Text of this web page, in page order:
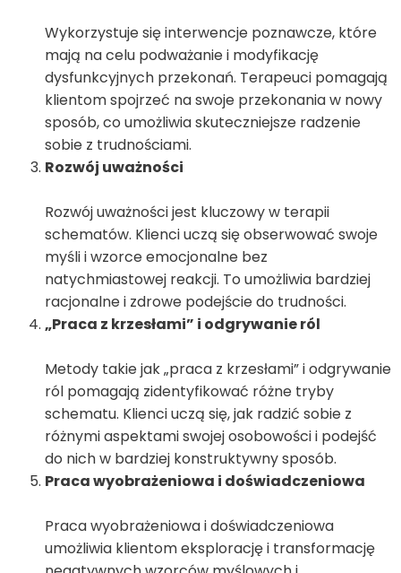
Wykorzystuje się interwencje poznawcze, które
mają na celu podważanie i modyfikację
dysfunkcyjnych przekonań. Terapeuci pomagają
klientom spojrzeć na swoje przekonania w nowy
sposób, co umożliwia skuteczniejsze radzenie
sobie z trudnościami.
Rozwój uważności
Rozwój uważności jest kluczowy w terapii
schematów. Klienci uczą się obserwować swoje
myśli i wzorce emocjonalne bez
natychmiastowej reakcji. To umożliwia bardziej
racjonalne i zdrowe podejście do trudności.
„Praca z krzesłami” i odgrywanie ról
Metody takie jak „praca z krzesłami” i odgrywanie
ról pomagają zidentyfikować różne tryby
schematu. Klienci uczą się, jak radzić sobie z
różnymi aspektami swojej osobowości i podejść
do nich w bardziej konstruktywny sposób.
Praca wyobrażeniowa i doświadczeniowa
Praca wyobrażeniowa i doświadczeniowa
umożliwia klientom eksplorację i transformację